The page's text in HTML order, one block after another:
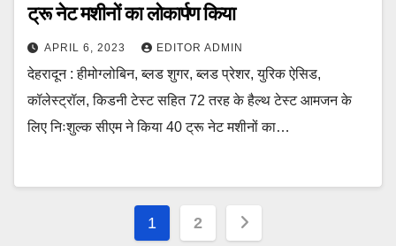
ट्रू नेट मशीनों का लोकार्पण किया
APRIL 6, 2023 EDITOR ADMIN
देहरादून : हीमोग्लोबिन, ब्लड शुगर, ब्लड प्रेशर, युरिक ऐसिड,
कॉलेस्ट्रॉल, किडनी टेस्ट सहित 72 तरह के हैल्थ टेस्ट आमजन के
लिए निःशुल्क सीएम ने किया 40 ट्रू नेट मशीनों का…
Posts
1 2